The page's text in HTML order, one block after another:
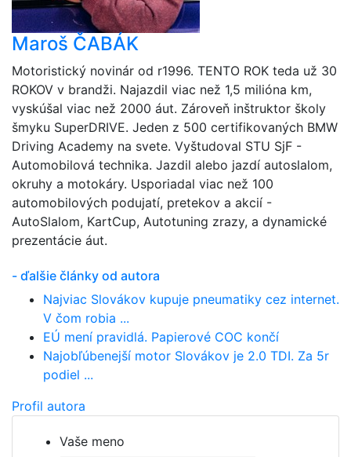
Maroš ČABÁK
Motoristický novinár od r1996. TENTO ROK teda už 30
ROKOV v brandži. Najazdil viac než 1,5 milióna km,
vyskúšal viac než 2000 áut. Zároveň inštruktor školy
šmyku SuperDRIVE. Jeden z 500 certifikovaných BMW
Driving Academy na svete. Vyštudoval STU SjF -
Automobilová technika. Jazdil alebo jazdí autoslalom,
okruhy a motokáry. Usporiadal viac než 100
automobilových podujatí, pretekov a akcií -
AutoSlalom, KartCup, Autotuning zrazy, a dynamické
prezentácie áut.
- ďalšie články od autora
Najviac Slovákov kupuje pneumatiky cez internet.
V čom robia ...
EÚ mení pravidlá. Papierové COC končí
Najobľúbenejší motor Slovákov je 2.0 TDI. Za 5r
podiel ...
Profil autora
Vaše meno